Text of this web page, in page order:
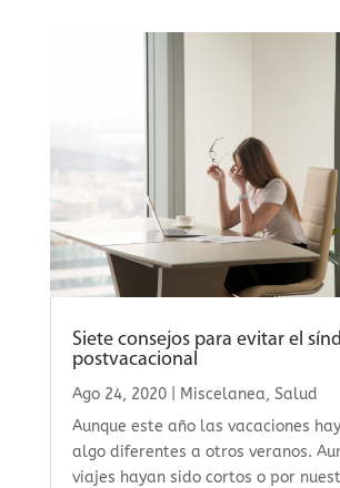
Siete consejos para evitar el
postvacacional
Ago 24, 2020| Miscelanea, Salud
Aunque este año las vacaciones
algo diferentes a otros veranos.
viajes hayan sido cortos o por